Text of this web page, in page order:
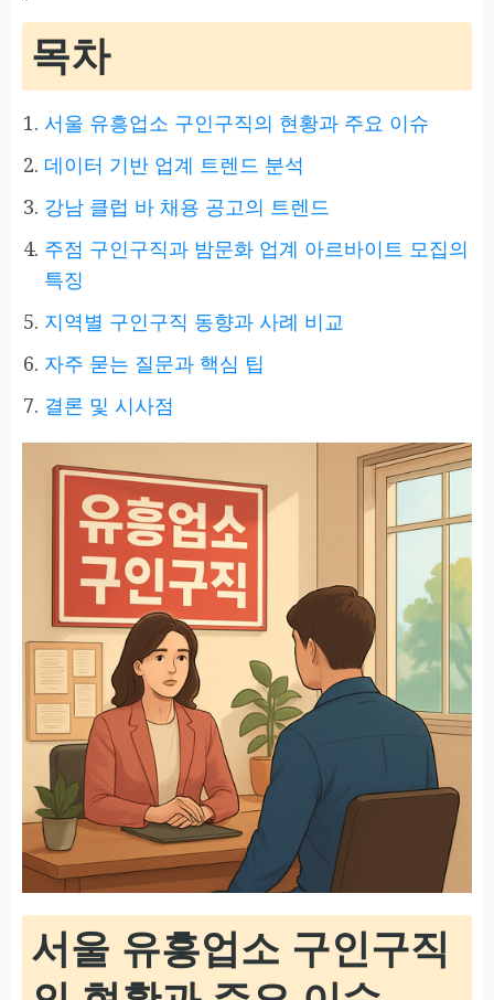
목차
서울 유흥업소 구인구직의 현황과 주요 이슈
데이터 기반 업계 트렌드 분석
강남 클럽 바 채용 공고의 트렌드
주점 구인구직과 밤문화 업계 아르바이트 모집의
특징
지역별 구인구직 동향과 사례 비교
자주 묻는 질문과 핵심 팁
결론 및 시사점
서울 유흥업소 구인구직